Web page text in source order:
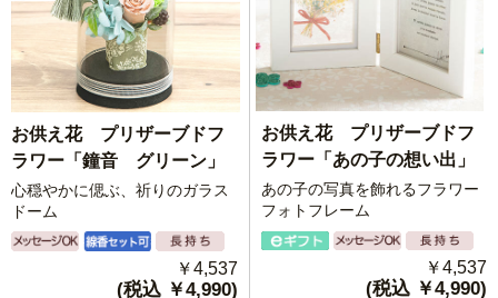
お供え花 プリザーブドフ
ラワー「鐘音 グリーン」
心穏やかに偲ぶ、祈りのガラス
ドーム
￥4,537
(税込 ￥4,990)
お供え花 プリザーブドフ
ラワー「あの子の想い出」
あの子の写真を飾れるフラワー
フォトフレーム
￥4,537
(税込 ￥4,990)